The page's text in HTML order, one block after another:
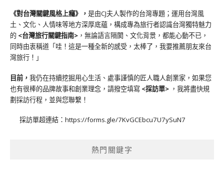
《對台灣關鍵風格上癮》 ， 是由CJ夫人製作的台灣專題；運用台灣風
土、文化、人情味等地方深厚底蘊，構成專為旅行者認識台灣獨特魅力
的 <台灣旅行關鍵指南> ，無論語言隔閡、文化背景，都能心動不已，
同時由衷稱道「哇！這是一種全新的感受，太棒了，我要推薦朋友來台
灣旅行！」
目前， 我仍在持續挖掘用心生活、處事謹慎的匠人職人創業家，如果您
也有很棒的品牌故事和創業理念，請撥空填寫 <採訪單> ，我將盡快規
劃採訪行程，並與您聯繫！
採訪單超連結： https://forms.gle/7KvGCEbcu7U7ySuN7
熱門關鍵字